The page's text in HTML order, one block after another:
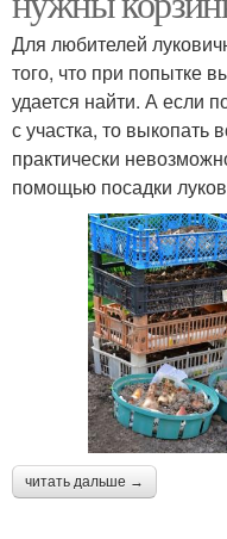
Для любителей
того, что при попытке
удается найти. А если
с участка, то выкопать
практически
помощью посадки
читать дальше →